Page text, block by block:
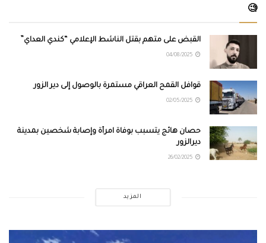
🧐
القبض على متهم بقتل الناشط الإعلامي “كندي العداي”
قوافل القمح العراقي مستمرة بالوصول إلى دير الزور
حصان هائج يتسبب بوفاة امرأة وإصابة شخصين بمدينة
ديرالزور
المزيد